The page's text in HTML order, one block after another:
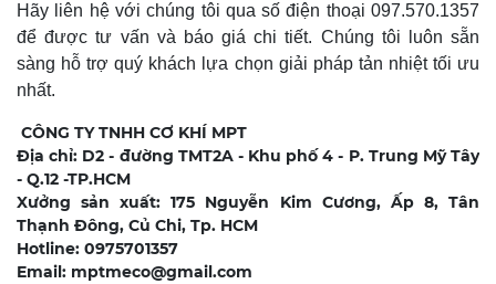
Hãy liên hệ với chúng tôi qua số điện thoại 097.570.1357
để được tư vấn và báo giá chi tiết. Chúng tôi luôn sẵn
sàng hỗ trợ quý khách lựa chọn giải pháp tản nhiệt tối ưu
nhất.
CÔNG TY TNHH CƠ KHÍ MPT
Địa chỉ: D2 - đường TMT2A - Khu phố 4 - P. Trung Mỹ Tây
- Q.12 -TP.HCM
Xưởng sản xuất: 175 Nguyễn Kim Cương, Ấp 8, Tân
Thạnh Đông, Củ Chi, Tp. HCM
Hotline: 0975701357
Email: mptmeco@gmail.com